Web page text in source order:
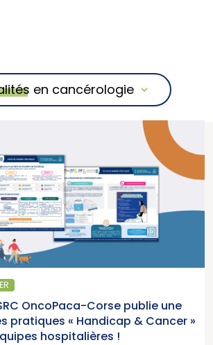
en cancérologie
OncoPaca-Corse publie une
pratiques « Handicap & Cancer »
hospitalières !